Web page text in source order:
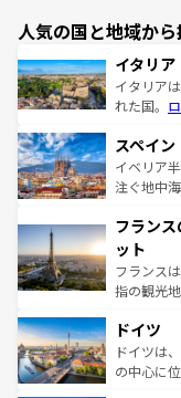
人気の国と地域から
イタリア
イタリア
れた国。
ろん、ト
景など、
ピザやパ
ませてく
なお、新
しい。
スペイン
イベリア
注ぐ地中
文化が根
れる闘牛
る。首都
アートに
せる。地
ンテンツ
フラン
ット
フランス
指の観光
で、幅広
聖堂、美
から魅了
ドイツ
ドイツは
の中心に